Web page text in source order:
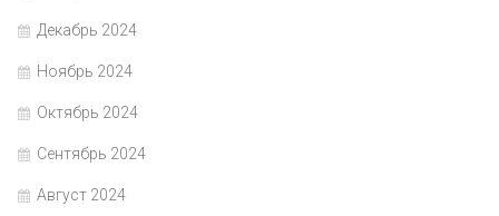
Декабрь 2024
Ноябрь 2024
Октябрь 2024
Сентябрь 2024
Август 2024